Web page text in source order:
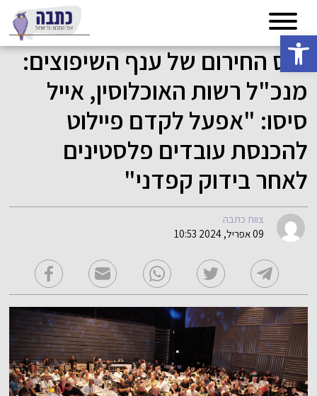
פתח סרגל נגישות
כנס החירום של ענף השיפוצים:
מנכ"ל רשות האוכלוסין, אייל
סיסו: "אפעל לקדם פיילוט
להכנסת עובדים פלסטינים
לאחר בידוק קפדני"
צוות כתבה
09 אפריל, 2024 10:53